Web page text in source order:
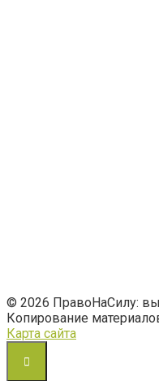
© 2026 ПравоНаСилу:
Копирование
Карта сайта